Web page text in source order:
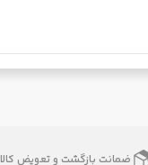
ضمانت بازگشت و تعویض کالا